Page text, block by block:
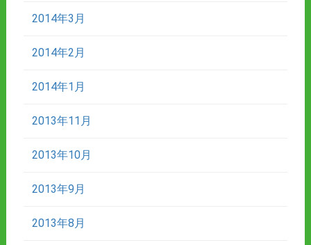
2014年3月
2014年2月
2014年1月
2013年11月
2013年10月
2013年9月
2013年8月